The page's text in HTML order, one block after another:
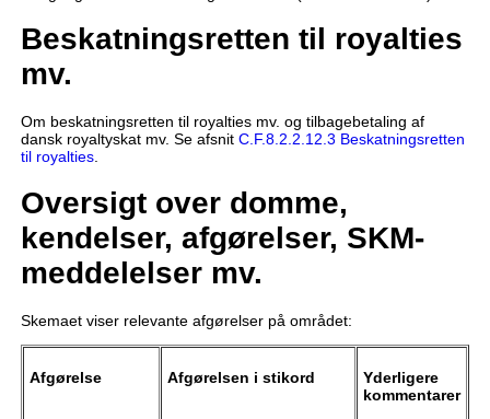
Beskatningsretten til royalties
mv.
Om beskatningsretten til royalties mv. og tilbagebetaling af
dansk royaltyskat mv. Se afsnit C.F.8.2.2.12.3 Beskatningsretten
til royalties.
Oversigt over domme,
kendelser, afgørelser, SKM-
meddelelser mv.
Skemaet viser relevante afgørelser på området:
Afgørelse Afgørelsen i stikord
Yderligere
kommentarer